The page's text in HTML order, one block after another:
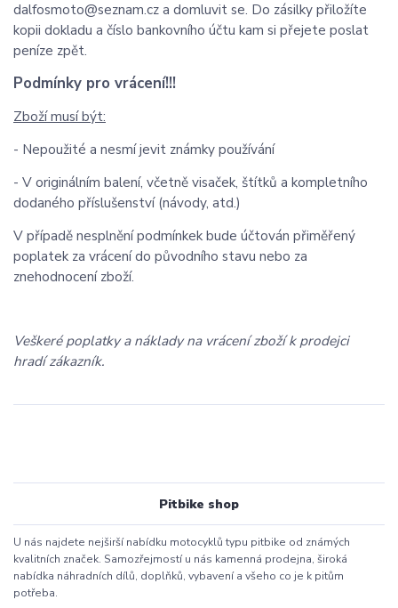
Pitbike shop
U nás najdete nejširší nabídku motocyklů typu pitbike od známých
kvalitních značek. Samozřejmostí u nás kamenná prodejna, široká
nabídka náhradních dílů, doplňků, vybavení a všeho co je k pitům
potřeba.
dalfosmoto@seznam.cz a domluvit se. Do zásilky přiložíte
kopii dokladu a číslo bankovního účtu kam si přejete poslat
peníze zpět.
Podmínky pro vrácení!!!
Zboží musí být:
- Nepoužité a nesmí jevit známky používání
- V originálním balení, včetně visaček, štítků a kompletního
dodaného příslušenství (návody, atd.)
V případě nesplnění podmínkek bude účtován přiměřený
poplatek za vrácení do původního stavu nebo za
znehodnocení zboží.
Veškeré poplatky a náklady na vrácení zboží k prodejci
hradí zákazník.